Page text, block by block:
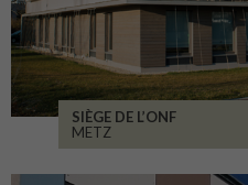
SIÈGE DE L’ONF
METZ